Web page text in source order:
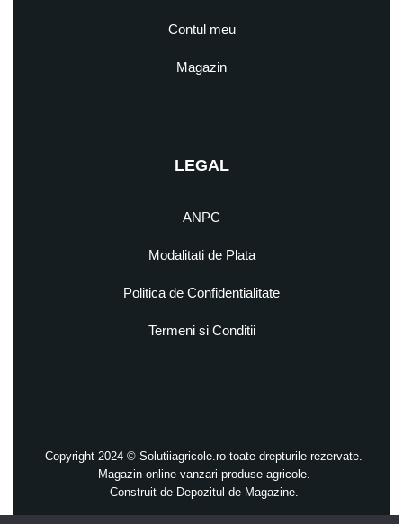
Contul meu
Magazin
LEGAL
ANPC
Modalitati de Plata
Politica de Confidentialitate
Termeni si Conditii
Copyright 2024 © Solutiiagricole.ro toate drepturile rezervate.
Magazin online vanzari produse agricole.
Construit de Depozitul de Magazine.